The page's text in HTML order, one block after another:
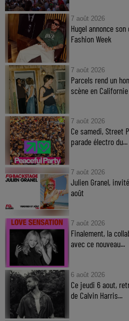
7 août 2026
Hugel annonce
Fashion Week
7 août 2026
Parcels rend un
scène en Californie
7 août 2026
Ce samedi, Street
parade électro du...
7 août 2026
Julien Granel,
août
7 août 2026
Finalement, la
avec ce nouveau...
6 août 2026
Ce jeudi 6 aout,
de Calvin Harris...